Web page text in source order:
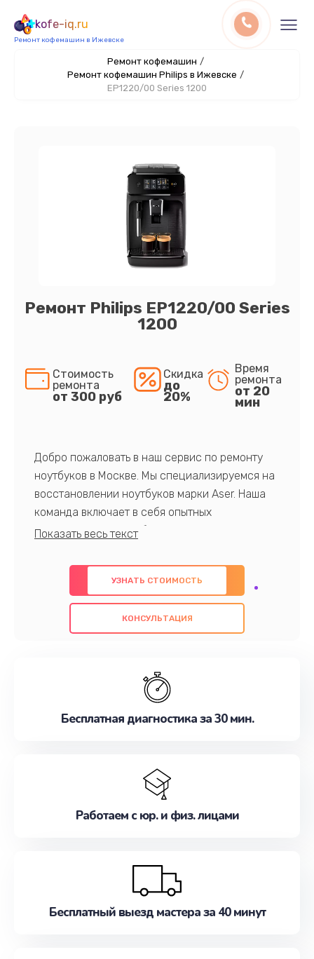
kofe-iq.ru
Ремонт кофемашин в Ижевске
Ремонт кофемашин /
Ремонт кофемашин Philips в Ижевске /
EP1220/00 Series 1200
Ремонт Philips EP1220/00 Series
1200
Стоимость
ремонта
от 300 руб
Скидка
до
20%
Время
ремонта
от 20
мин
Добро пожаловать в наш сервис по ремонту
ноутбуков в Москве. Мы специализируемся на
восстановлении ноутбуков марки Aser. Наша
команда включает в себя опытных
профессионалов с обширными знаниями и
предлагаем быстрый и качественный ремонт с
использованием оригинальных компонентов, а
также гарантируем качество всех
проведенных работ. Наша цель - предоставить
наилучшим образом. Не медлите записаться на
УЗНАТЬ СТОИМОСТЬ
КОНСУЛЬТАЦИЯ
Бесплатная диагностика за 30 мин.
Работаем с юр. и физ. лицами
Бесплатный выезд мастера за 40 минут